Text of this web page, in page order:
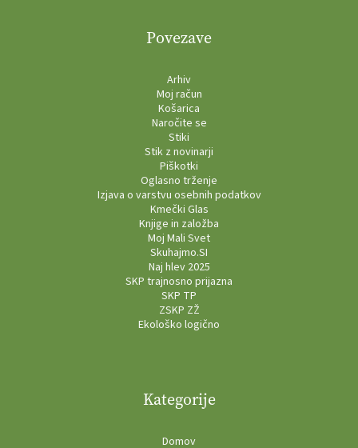
Povezave
Arhiv
Moj račun
Košarica
Naročite se
Stiki
Stik z novinarji
Piškotki
Oglasno trženje
Izjava o varstvu osebnih podatkov
Kmečki Glas
Knjige in založba
Moj Mali Svet
Skuhajmo.SI
Naj hlev 2025
SKP trajnosno prijazna
SKP TP
ZSKP ZŽ
Ekološko logično
Kategorije
Domov